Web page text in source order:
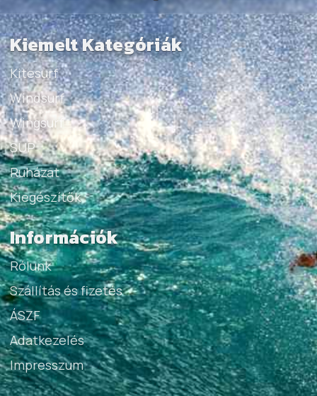
Kiemelt Kategóriák
Kitesurf
Windsurf
Wingsurf
SUP
Ruházat
Kiegészítők
Információk
Rólunk
Szállítás és fizetés
ÁSZF
Adatkezelés
Impresszum